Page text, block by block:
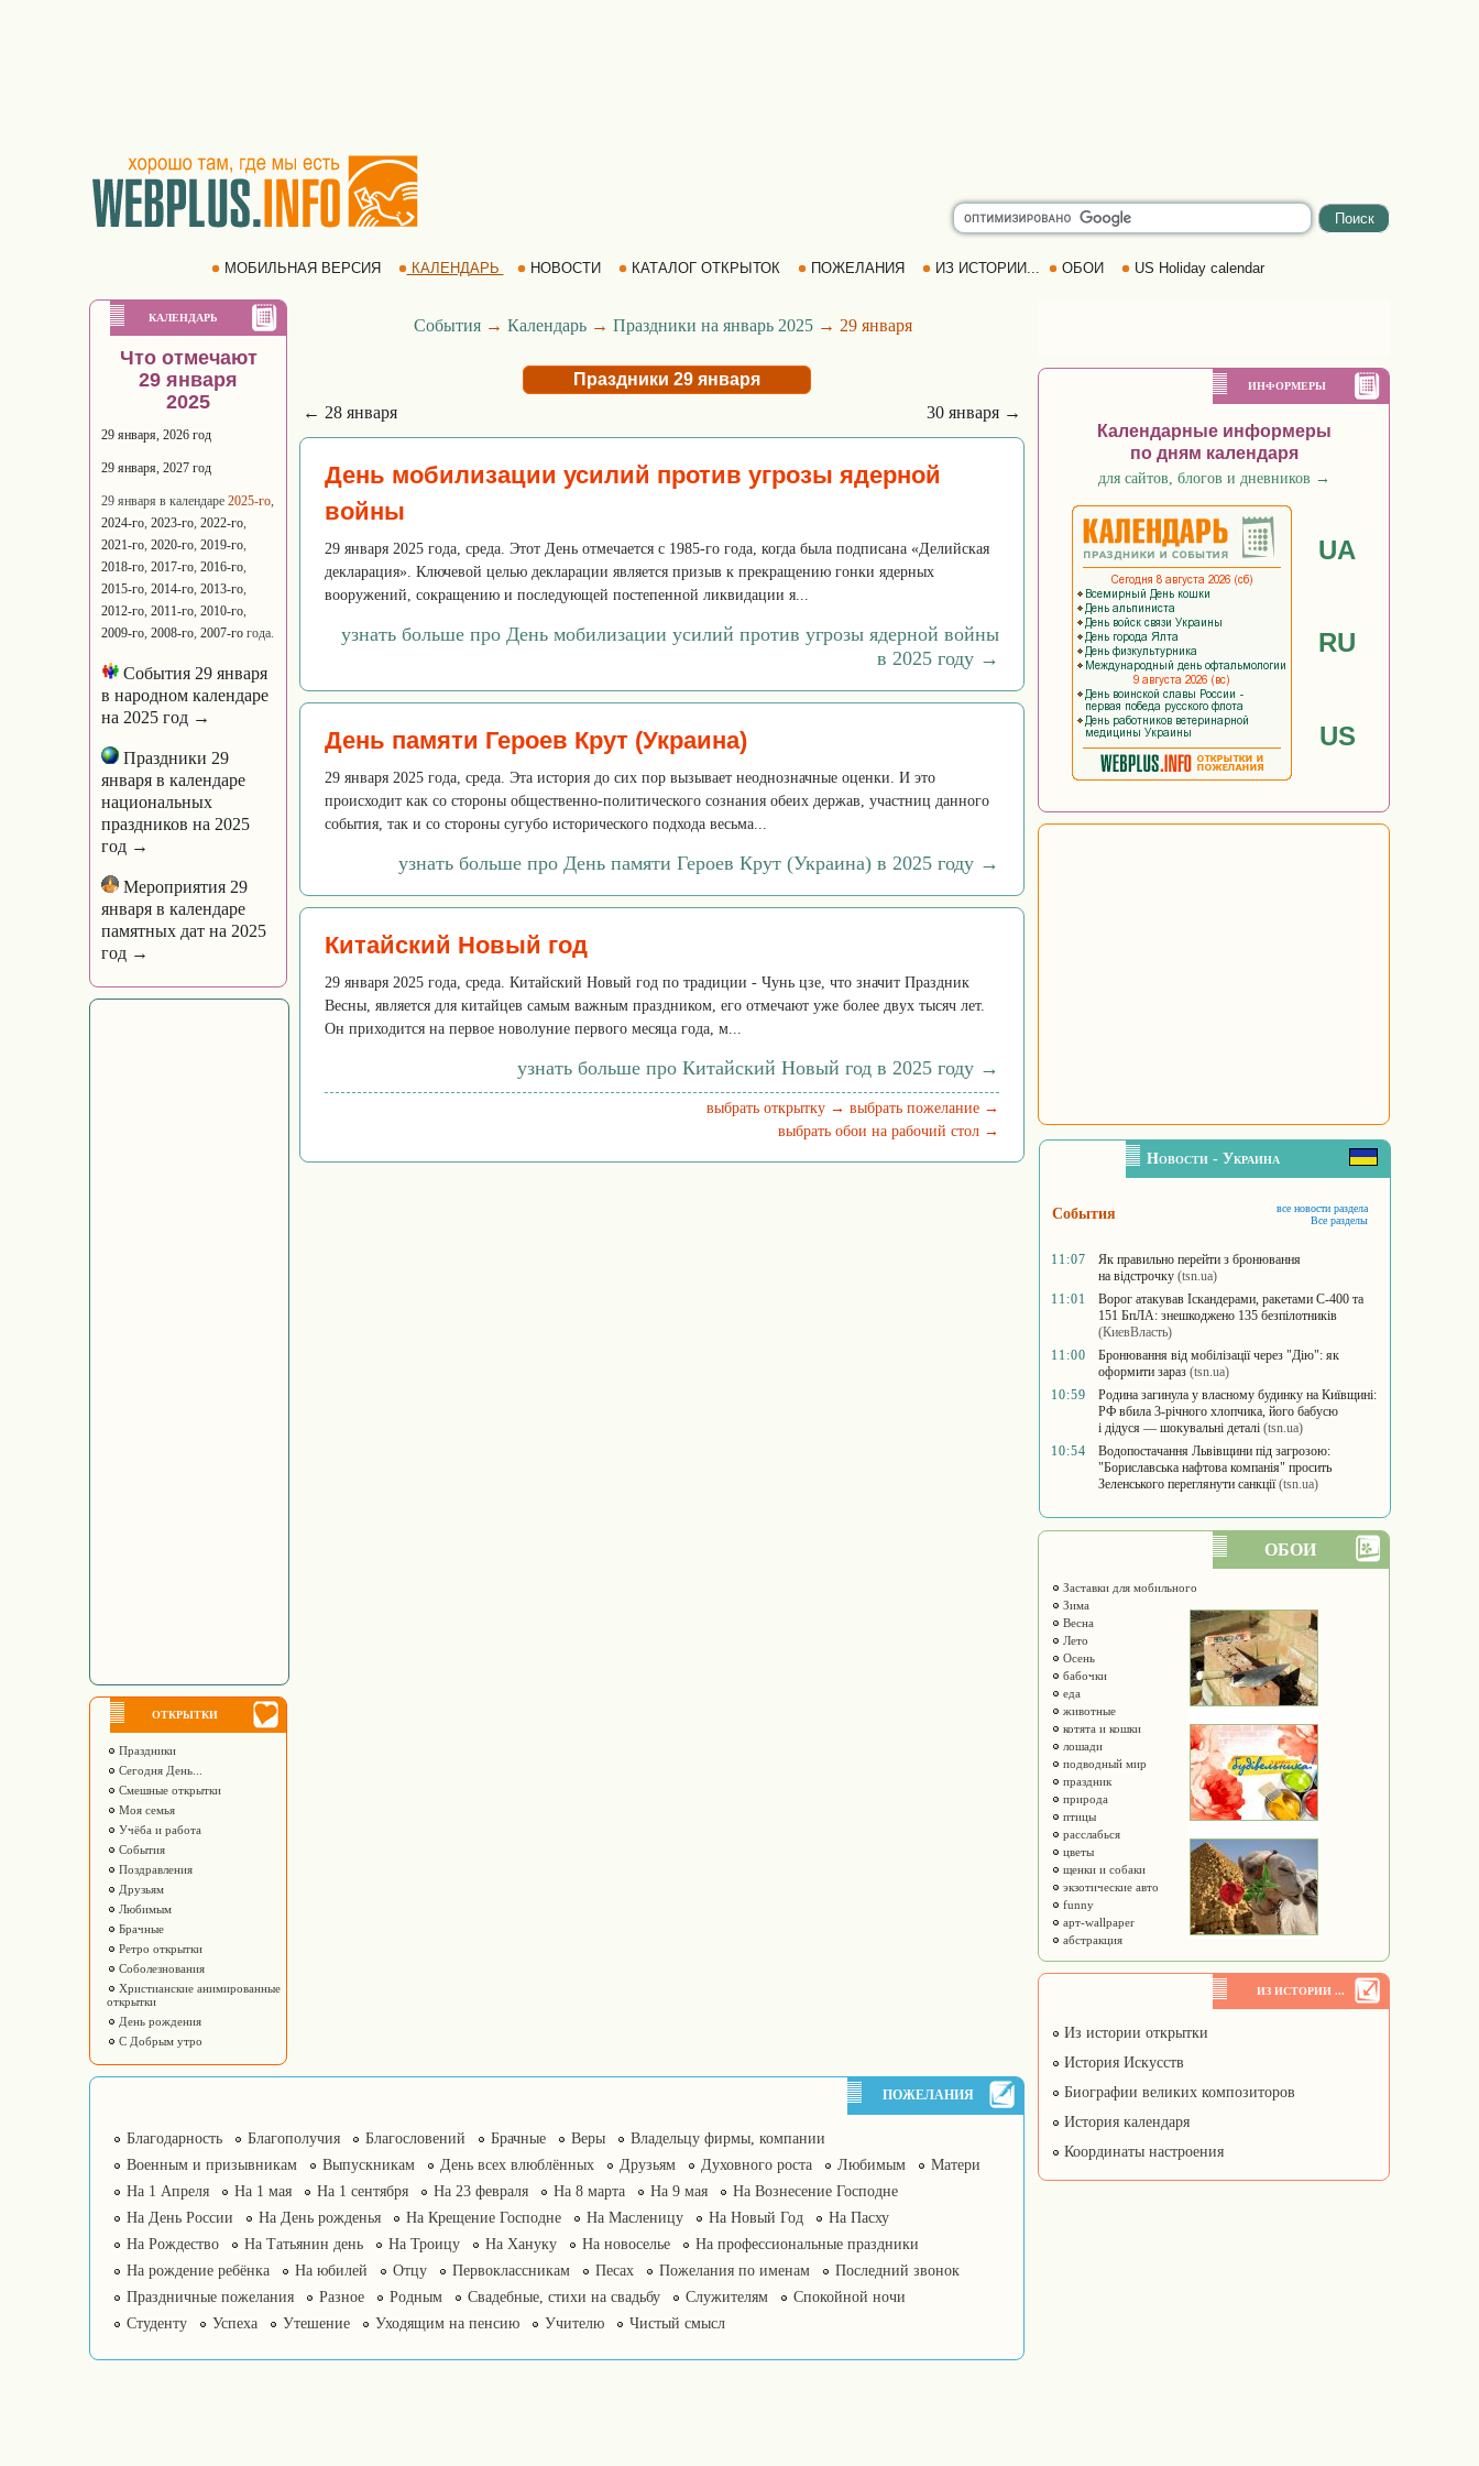
МОБИЛЬНАЯ ВЕРСИЯ КАЛЕНДАРЬ НОВОСТИ КАТАЛОГ ОТКРЫТОК ПОЖЕЛАНИЯ ИЗ ИСТОРИИ... ОБОИ US Holiday calendar
КАЛЕНДАРЬ
Что отмечают
29 января
2025
29 января, 2026 год
29 января, 2027 год
29 января в календаре 2025-го,
2024-го, 2023-го, 2022-го,
2021-го, 2020-го, 2019-го,
2018-го, 2017-го, 2016-го,
2015-го, 2014-го, 2013-го,
2012-го, 2011-го, 2010-го,
2009-го, 2008-го, 2007-го года.
События 29 января
в народном календаре
на 2025 год →
Праздники 29
января в календаре
национальных
праздников на 2025
год →
Мероприятия 29
января в календаре
памятных дат на 2025
год →
ОТКРЫТКИ
Праздники
Сегодня День...
Смешные открытки
Моя семья
Учёба и работа
События
Поздравления
Друзьям
Любимым
Брачные
Ретро открытки
Соболезнования
Христианские анимированные
открытки
День рождения
С Добрым утро
События→ Календарь→ Праздники на январь 2025→ 29 января
Праздники 29 января
← 28 января
30 января →
День мобилизации усилий против угрозы ядерной
войны
29 января 2025 года, среда. Этот День отмечается с 1985-го года, когда была подписана «Делийская
декларация». Ключевой целью декларации является призыв к прекращению гонки ядерных
вооружений, сокращению и последующей постепенной ликвидации я...
узнать больше про День мобилизации усилий против угрозы ядерной войны
в 2025 году →
День памяти Героев Крут (Украина)
29 января 2025 года, среда. Эта история до сих пор вызывает неоднозначные оценки. И это
происходит как со стороны общественно-политического сознания обеих держав, участниц данного
события, так и со стороны сугубо исторического подхода весьма...
узнать больше про День памяти Героев Крут (Украина) в 2025 году →
Китайский Новый год
29 января 2025 года, среда. Китайский Новый год по традиции - Чунь цзе, что значит Праздник
Весны, является для китайцев самым важным праздником, его отмечают уже более двух тысяч лет.
Он приходится на первое новолуние первого месяца года, м...
узнать больше про Китайский Новый год в 2025 году →
выбрать открытку → выбрать пожелание →
выбрать обои на рабочий стол →
ПОЖЕЛАНИЯ
Благодарность Благополучия Благословений Брачные Веры
Владельцу фирмы, компании
Военным и призывникам
Выпускникам День всех влюблённых Друзьям Духовного роста Любимым
Матери
На 1 Апреля
На 1 мая На 1 сентября На 23 февраля На 8 марта На 9 мая
На Вознесение Господне
На День России
На День рожденья На Крещение Господне На Масленицу На Новый Год
На Пасху
На Рождество
На Татьянин день На Троицу На Хануку На новоселье
На профессиональные праздники
На рождение ребёнка
На юбилей Отцу Первоклассникам Песах Пожелания по именам
Последний звонок
Праздничные пожелания
Разное Родным Свадебные, стихи на свадьбу Служителям
Спокойной ночи
Студенту
Успеха Утешение Уходящим на пенсию Учителю Чистый смысл
ИНФОРМЕРЫ
Календарные информеры
по дням календаря
для сайтов, блогов и дневников →
UA
RU
US
Новости - Украина
События
все новости раздела
Все разделы
11:07
Як правильно перейти з бронювання
на відстрочку (tsn.ua)
11:01
Ворог атакував Іскандерами, ракетами С-400 та
151 БпЛА: знешкоджено 135 безпілотників
(КиевВласть)
11:00
Бронювання від мобілізації через "Дію": як
оформити зараз (tsn.ua)
10:59
Родина загинула у власному будинку на Київщині:
РФ вбила 3-річного хлопчика, його бабусю
і дідуся — шокувальні деталі (tsn.ua)
10:54
Водопостачання Львівщини під загрозою:
"Бориславська нафтова компанія" просить
Зеленського переглянути санкції (tsn.ua)
ОБОИ
Заставки для мобильного
Зима
Весна
Лето
Осень
бабочки
еда
животные
котята и кошки
лошади
подводный мир
праздник
природа
птицы
расслабься
цветы
щенки и собаки
экзотические авто
funny
арт-wallpaper
абстракция
ИЗ ИСТОРИИ ...
Из истории открытки
История Искусств
Биографии великих композиторов
История календаря
Координаты настроения